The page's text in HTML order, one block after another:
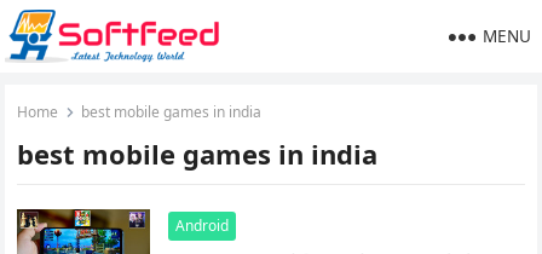
MENU
Home best mobile games in india
best mobile games in india
Android